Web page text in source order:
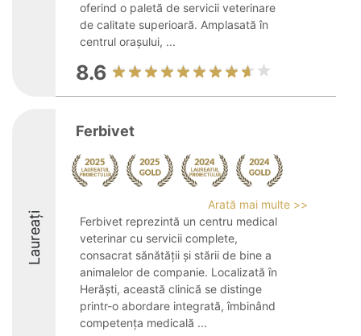
oferind o paletă de servicii veterinare
de calitate superioară. Amplasată în
centrul orașului, ...
8.6
Laureați
Ferbivet
Arată mai multe >>
Ferbivet reprezintă un centru medical
veterinar cu servicii complete,
consacrat sănătății și stării de bine a
animalelor de companie. Localizată în
Herăști, această clinică se distinge
printr-o abordare integrată, îmbinând
competența medicală ...